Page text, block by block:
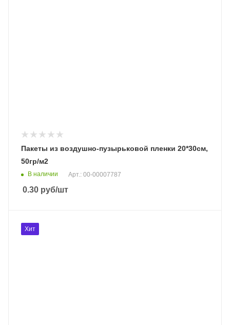
Пакеты из воздушно-пузырьковой пленки 20*30cм,
50гр/м2
В наличии Арт.: 00-00007787
0.30 руб/шт
Хит